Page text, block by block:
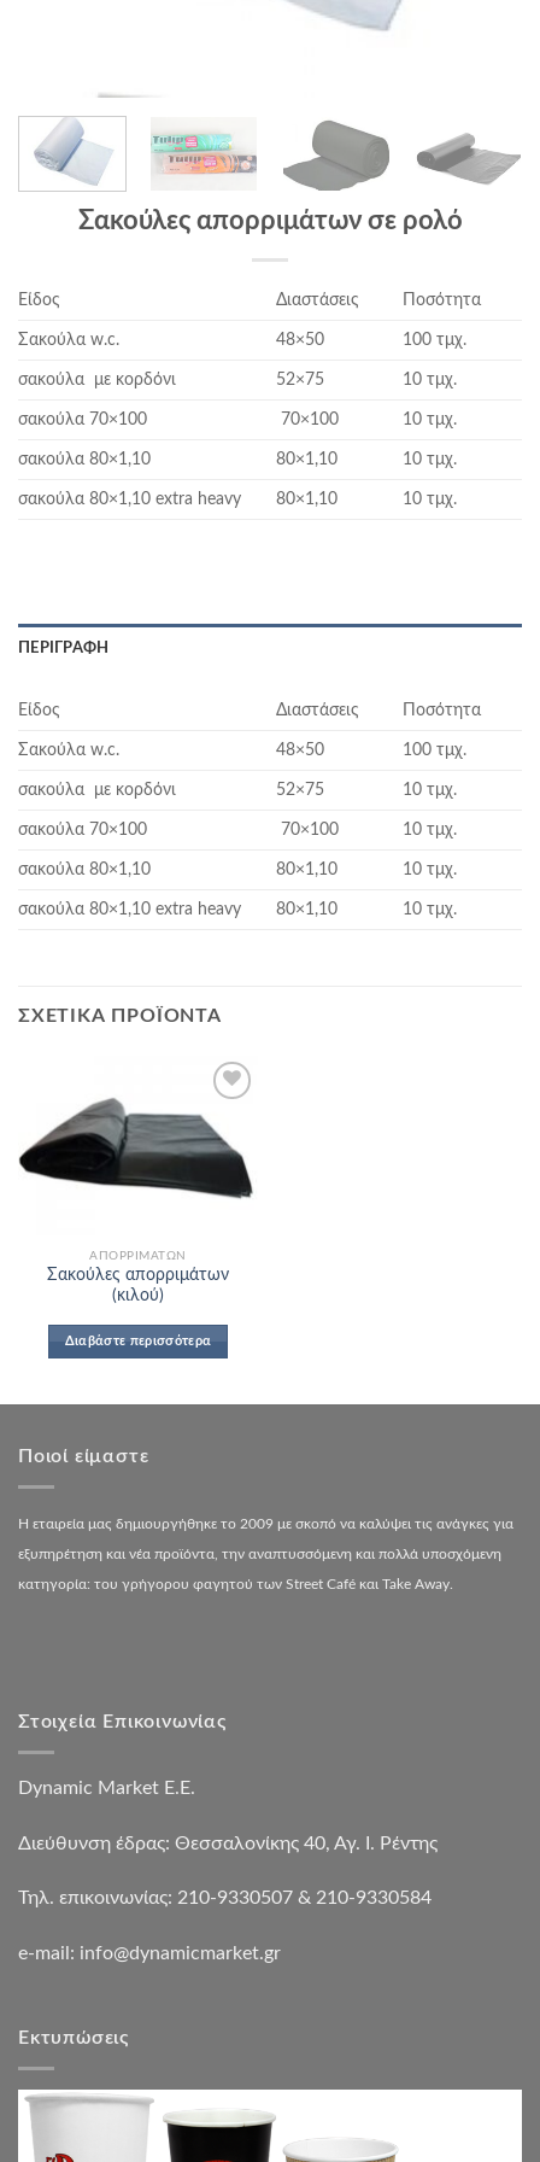
Σακούλες απορριμάτων σε ρολό
Είδος Διαστάσεις Ποσότητα
Σακούλα w.c. 48×50 100 τμχ.
σακούλα με κορδόνι 52×75 10 τμχ.
σακούλα 70×100 70×100 10 τμχ.
σακούλα 80×1,10 80×1,10 10 τμχ.
σακούλα 80×1,10 extra heavy 80×1,10 10 τμχ.
ΠΕΡΙΓΡΑΦΉ
Είδος Διαστάσεις Ποσότητα
Σακούλα w.c. 48×50 100 τμχ.
σακούλα με κορδόνι 52×75 10 τμχ.
σακούλα 70×100 70×100 10 τμχ.
σακούλα 80×1,10 80×1,10 10 τμχ.
σακούλα 80×1,10 extra heavy 80×1,10 10 τμχ.
ΣΧΕΤΙΚΆ ΠΡΟΪΌΝΤΑ
Add to
Wishlist
ΑΠΟΡΡΙΜΆΤΩΝ
Σακούλες απορριμάτων
(κιλού)
Διαβάστε περισσότερα
Ποιοί είμαστε
Η εταιρεία μας δημιουργήθηκε το 2009 με σκοπό να καλύψει τις ανάγκες για
εξυπηρέτηση και νέα προϊόντα, την αναπτυσσόμενη και πολλά υποσχόμενη
κατηγορία: του γρήγορου φαγητού των Street Café και Take Away.
Στοιχεία Επικοινωνίας
Dynamic Market Ε.Ε.
Διεύθυνση έδρας: Θεσσαλονίκης 40, Αγ. Ι. Ρέντης
Τηλ. επικοινωνίας: 210-9330507 & 210-9330584
e-mail: info@dynamicmarket.gr
Εκτυπώσεις